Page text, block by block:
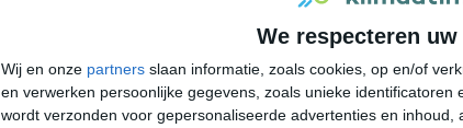
We respecteren
Wij en onze partners slaan informatie, zoals cookies, op en/of
en verwerken persoonlijke gegevens, zoals unieke
wordt verzonden voor gepersonaliseerde advertenties en inhoud,
14°C 14°C 13°C 18°C